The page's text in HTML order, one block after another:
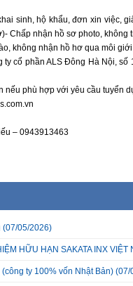
sinh, hộ khẩu, đơn xin việc,
Chấp nhận hồ sơ photo, không
không nhận hồ hơ qua môi
cổ phần ALS Đông Hà Nội,
nếu phù hợp với yêu cầu tuyển
– 0943913463
(07/05/2026)
HỮU HẠN SAKATA INX
ty 100% vốn Nhật Bản) (07/